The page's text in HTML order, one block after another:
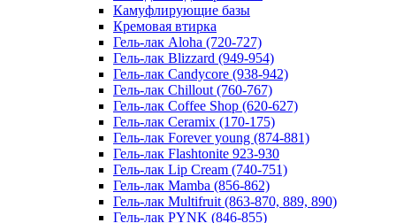
Камуфлирующие базы
Кремовая втирка
Гель-лак Aloha (720-727)
Гель-лак Blizzard (949-954)
Гель-лак Candycore (938-942)
Гель-лак Chillout (760-767)
Гель-лак Coffee Shop (620-627)
Гель-лак Ceramix (170-175)
Гель-лак Forever young (874-881)
Гель-лак Flashtonite 923-930
Гель-лак Lip Cream (740-751)
Гель-лак Mamba (856-862)
Гель-лак Multifruit (863-870, 889, 890)
Гель-лак PYNK (846-855)